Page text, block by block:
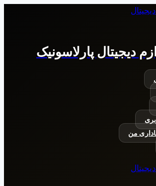
دیجیتال پارلاسونیک
من